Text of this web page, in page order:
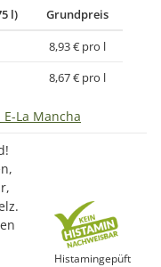
l)
Grundpreis
8,93 € pro l
8,67 € pro l
La Mancha
Histamingepüft